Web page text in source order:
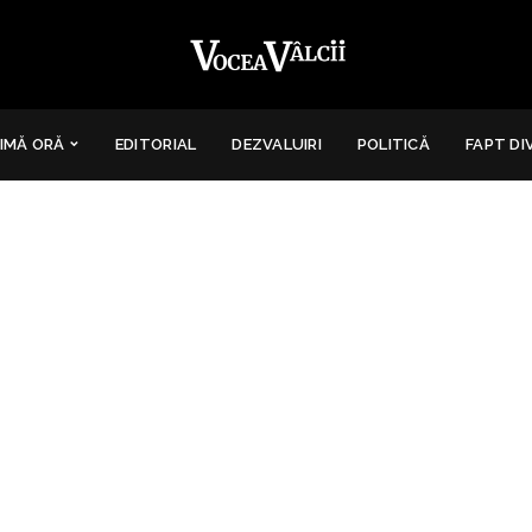
ORĂ EDITORIAL DEZVALUIRI POLITICĂ FAPT